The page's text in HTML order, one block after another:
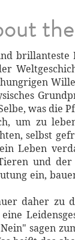
brillanteste
was die
um zu
selbst
Leben
und
ein,
daher zu
sagen